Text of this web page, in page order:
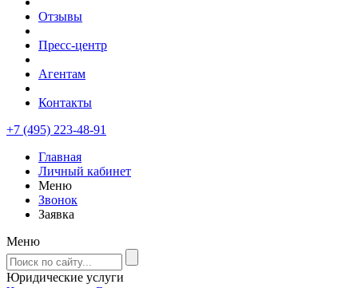
Отзывы
Пресс-центр
Агентам
Контакты
+7 (495) 223-48-91
Главная
Личный кабинет
Меню
Звонок
Заявка
Меню
Юридические услуги